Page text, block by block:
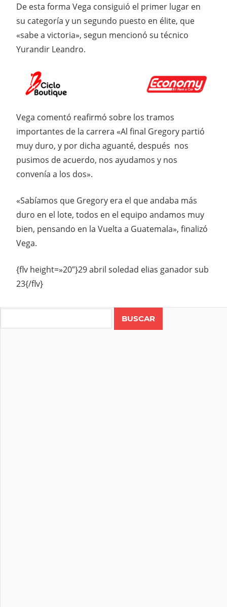
De esta forma Vega consiguió el primer lugar en
su categoría y un segundo puesto en élite, que
«sabe a victoria», segun mencionó su técnico
Yurandir Leandro.
Vega comentó reafirmó sobre los tramos
importantes de la carrera «Al final Gregory partió
muy duro, y por dicha aguanté, después nos
pusimos de acuerdo, nos ayudamos y nos
convenía a los dos».
«Sabíamos que Gregory era el que andaba más
duro en el lote, todos en el equipo andamos muy
bien, pensando en la Vuelta a Guatemala», finalizó
Vega.
{flv height=»20″}29 abril soledad elias ganador sub
23{/flv}